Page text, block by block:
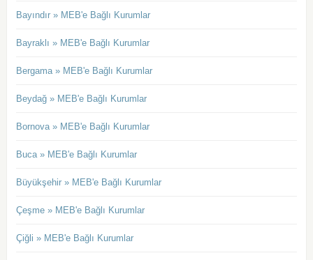
Bayındır » MEB'e Bağlı Kurumlar
Bayraklı » MEB'e Bağlı Kurumlar
Bergama » MEB'e Bağlı Kurumlar
Beydağ » MEB'e Bağlı Kurumlar
Bornova » MEB'e Bağlı Kurumlar
Buca » MEB'e Bağlı Kurumlar
Büyükşehir » MEB'e Bağlı Kurumlar
Çeşme » MEB'e Bağlı Kurumlar
Çiğli » MEB'e Bağlı Kurumlar